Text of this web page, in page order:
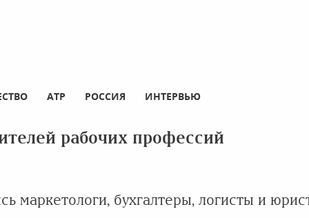
АТР РОССИЯ ИНТЕРВЬЮ
рабочих профессий
маркетологи, бухгалтеры, логисты и